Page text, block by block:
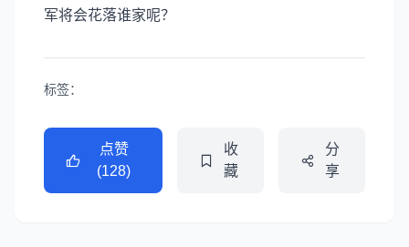
军将会花落谁家呢？
标签：
点赞
(128)
收
藏
分
享